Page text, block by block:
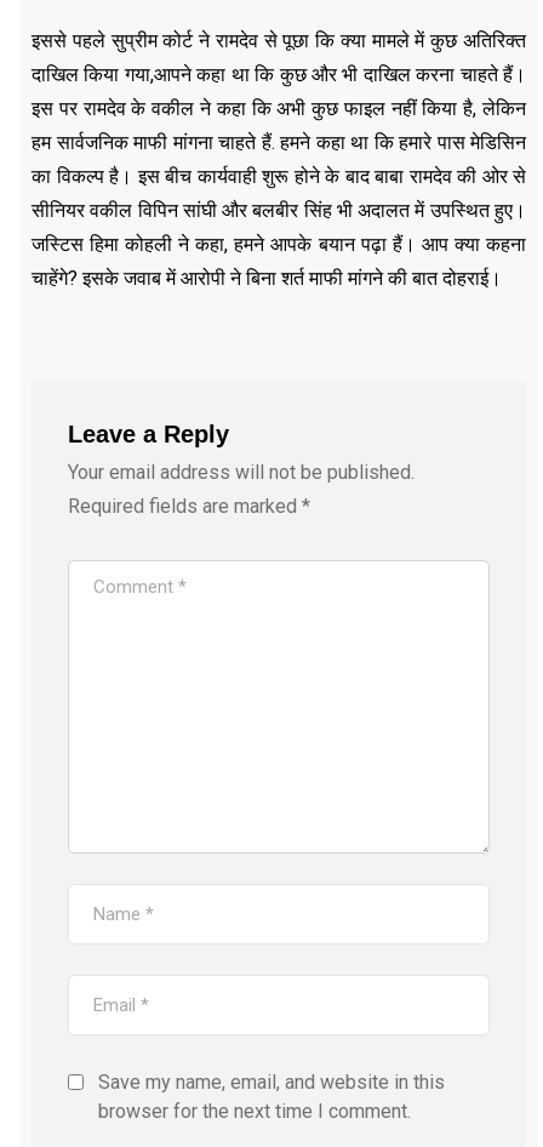
इससे पहले सुप्रीम कोर्ट ने रामदेव से पूछा कि क्या मामले में कुछ अतिरिक्त
दाखिल किया गया,आपने कहा था कि कुछ और भी दाखिल करना चाहते हैं।
इस पर रामदेव के वकील ने कहा कि अभी कुछ फाइल नहीं किया है, लेकिन
हम सार्वजनिक माफी मांगना चाहते हैं. हमने कहा था कि हमारे पास मेडिसिन
का विकल्प है। इस बीच कार्यवाही शुरू होने के बाद बाबा रामदेव की ओर से
सीनियर वकील विपिन सांघी और बलबीर सिंह भी अदालत में उपस्थित हुए।
जस्टिस हिमा कोहली ने कहा, हमने आपके बयान पढ़ा हैं। आप क्या कहना
चाहेंगे? इसके जवाब में आरोपी ने बिना शर्त माफी मांगने की बात दोहराई।
Leave a Reply
Your email address will not be published.
Required fields are marked *
Save my name, email, and website in this
browser for the next time I comment.